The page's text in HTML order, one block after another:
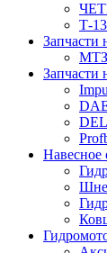
Т-
Запчасти
МТЗ
Запчасти
Навесное